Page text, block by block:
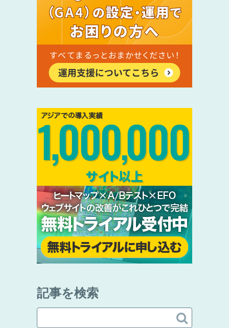
記事を検索
